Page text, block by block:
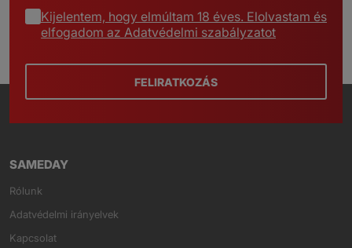
FELIRATKOZÁS
Kijelentem, hogy elmúltam 18 éves. Elolvastam és
elfogadom az Adatvédelmi szabályzatot
SAMEDAY
Rólunk
Adatvédelmi irányelvek
Kapcsolat